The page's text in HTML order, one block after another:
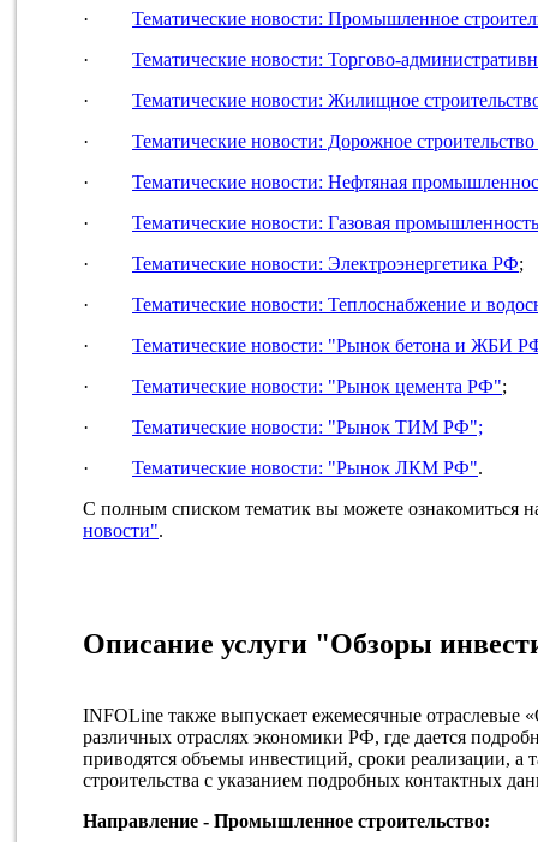
· Тематические новости: Промышленное
· Тематические новости: Торгово-
· Тематические новости: Жилищное
· Тематические новости: Дорожное
· Тематические новости: Нефтяная
· Тематические новости: Газовая
· Тематические новости: Электроэнергетика РФ;
· Тематические новости: Теплоснабжение и
· Тематические новости: "Рынок бетона и ЖБИ
· Тематические новости: "Рынок цемента РФ";
· Тематические новости: "Рынок ТИМ РФ";
· Тематические новости: "Рынок ЛКМ РФ".
С полным списком тематик вы можете ознакомиться
новости".
Описание услуги "Обзоры
INFOLine также выпускает ежемесячные отраслевые
различных отраслях экономики РФ, где дается
приводятся объемы инвестиций, сроки реализации, а
строительства с указанием подробных контактных
Направление - Промышленное строительство: